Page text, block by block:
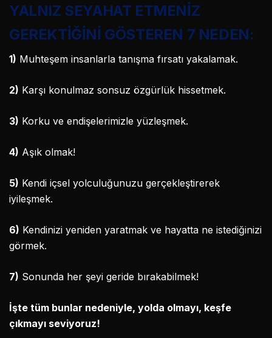
YALNIZ SEYAHAT ETMENİZ
GEREKTİĞİNİ GÖSTEREN 7 NEDEN:
1) Muhteşem insanlarla tanışma fırsatı yakalamak.
2) Karşı konulmaz sonsuz özgürlük hissetmek.
3) Korku ve endişelerimizle yüzleşmek.
4) Aşık olmak!
5) Kendi içsel yolculuğunuzu gerçekleştirerek
iyileşmek.
6) Kendinizi yeniden yaratmak ve hayatta ne istediğinizi
görmek.
7) Sonunda her şeyi geride bırakabilmek!
İşte tüm bunlar nedeniyle, yolda olmayı, keşfe
çıkmayı seviyoruz!